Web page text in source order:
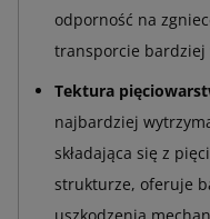
odporność na
transporcie
Tektura
najbardziej
składająca się z
strukturze, oferuje